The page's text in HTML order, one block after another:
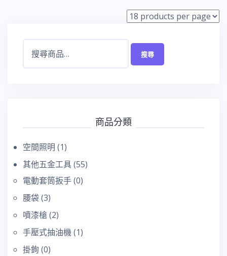
搜尋
商品分類
空間照明 (1)
其他五金工具(55)
電動套筒扳手(0)
腰袋(3)
噴漆槍 (2)
手壓式抽油機(1)
掛鉤 (0)